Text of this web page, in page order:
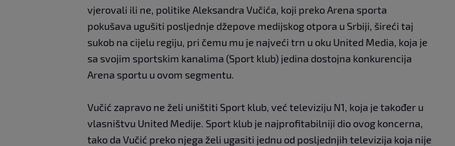
vjerovali ili ne, politike Aleksandra Vučića, koji preko Arena sporta
pokušava ugušiti posljednje džepove medijskog otpora u Srbiji, šireći taj
sukob na cijelu regiju, pri čemu mu je najveći trn u oku United Media, koja je
sa svojim sportskim kanalima (Sport klub) jedina dostojna konkurencija
Arena sportu u ovom segmentu.
Vučić zapravo ne želi uništiti Sport klub, već televiziju N1, koja je također u
vlasništvu United Medije. Sport klub je najprofitabilniji dio ovog koncerna,
tako da Vučić preko njega želi ugasiti jednu od posljednjih televizija koja nije